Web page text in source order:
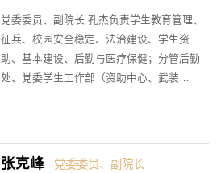
党委委员、副院长 孔杰负责学生教育管理、
征兵、校园安全稳定、法治建设、学生资
助、基本建设、后勤与医疗保健；分管后勤
处、党委学生工作部（资助中心、武装
张克峰 党委委员、副院长